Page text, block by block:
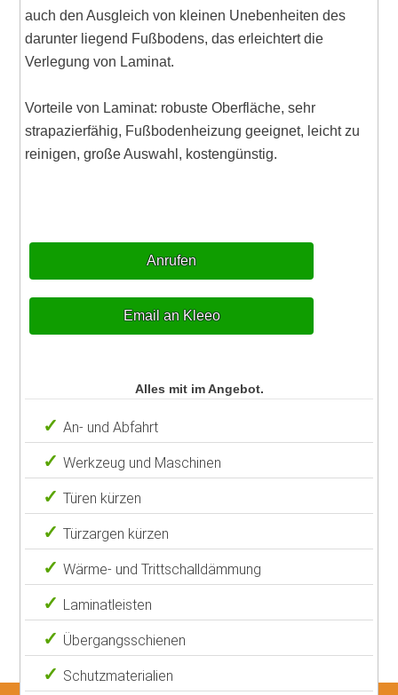
auch den Ausgleich von kleinen Unebenheiten des
darunter liegend Fußbodens, das erleichtert die
Verlegung von Laminat.
Vorteile von Laminat: robuste Oberfläche, sehr
strapazierfähig, Fußbodenheizung geeignet, leicht zu
reinigen, große Auswahl, kostengünstig.
Anrufen
Email an Kleeo
Alles mit im Angebot.
An- und Abfahrt
Werkzeug und Maschinen
Türen kürzen
Türzargen kürzen
Wärme- und Trittschalldämmung
Laminatleisten
Übergangsschienen
Schutzmaterialien